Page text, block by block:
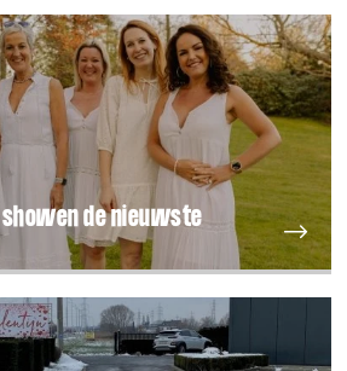
de nieuwste